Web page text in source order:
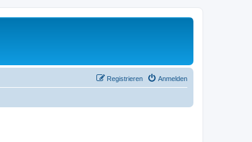
Anmelden
Registrieren